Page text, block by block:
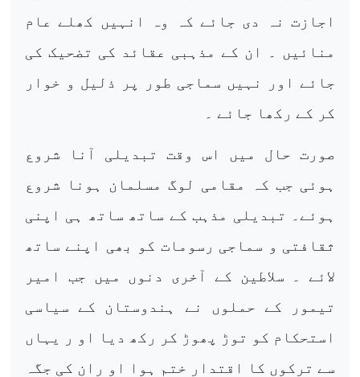
اجازت نہ دی جائے کہ وہ انہیں کھلے عام
منائیں ۔ ان کے مذہبی عقائد کی تضحیک کی
جائے اور نہیں سماجی طور پر ذلیل و خوار
کر کے رکھا جائے ۔
صورت حال میں اس وقت تبدیلی آنا شروع
ہوئی جب کہ مقامی لوگ مسلمان ہونا شروع
ہوئے۔ تبدیلی مذہب کے ساتھ ساتھ ہی اپنی
ثقافتی و سماجی رسومات کو بھی اپنے ساتھ
لائے ۔ سلاطین کے آخری دنوں میں جب امیر
تیمور کے حملوں نے ہندوستان کے سیاسی
استحکام کو توڑ پھوڑ کر رکھ دیا او ر یہاں
سے ترکوں کا اقتدار ختم ہوا او ران کی جگہ